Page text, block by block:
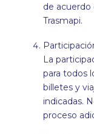
de acuerdo
Trasmapi.
La
para todos
billetes y
indicadas.
proceso